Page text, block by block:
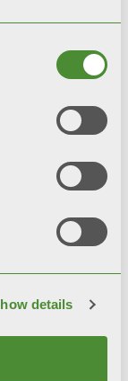
details
Italia